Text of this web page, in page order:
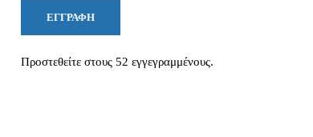
ΕΓΓΡΑΦΉ
Προστεθείτε στους 52 εγγεγραμμένους.